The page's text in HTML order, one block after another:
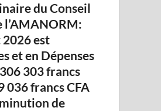
du Conseil
l’AMANORM:
est
et en Dépenses
303 francs
036 francs CFA
de